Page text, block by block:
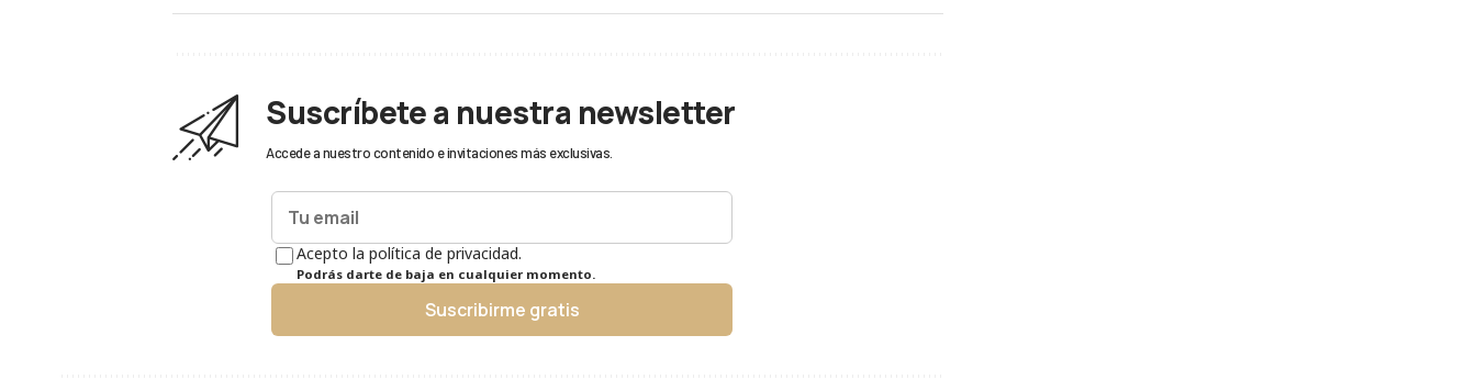
Suscríbete a nuestra newsletter
Accede a nuestro contenido e invitaciones más exclusivas.
Acepto la política de privacidad.
Podrás darte de baja en cualquier momento.
Suscribirme gratis